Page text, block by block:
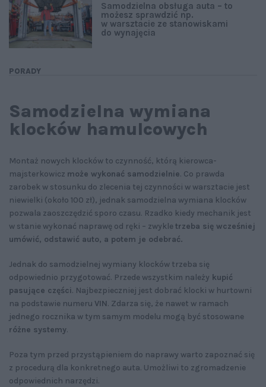
PORADY
Samodzielna obsługa auta – to
możesz sprawdzić np.
w warsztacie ze stanowiskami
do wynajęcia
Samodzielna wymiana
klocków hamulcowych
Montaż nowych klocków to czynność, którą kierowca-
majsterkowicz może wykonać samodzielnie. Co prawda
zarobek w stosunku do zlecenia tej czynności w warsztacie jest
niewielki (około 100 zł), jednak samodzielna wymiana klocków
pozwala zaoszczędzić sporo czasu. Rzadko kiedy mechanik jest
w stanie wykonać naprawę od ręki – zwykle trzeba się wcześniej
umówić, odstawić auto, a potem je odebrać.
Jednak do samodzielnej wymiany klocków trzeba się
odpowiednio przygotować. Przede wszystkim należy kupić
pasujące części. Najbezpieczniej jest dobrać klocki w hurtowni
na podstawie numeru VIN. Zdarza się, że nawet w ramach
jednego rocznika w tym samym modelu mogą być stosowane
różne systemy.
Poza tym przed przystąpieniem do naprawy warto zapoznać się
z procedurą dla konkretnego auta. Umożliwi to zgromadzenie
odpowiednich narzędzi.